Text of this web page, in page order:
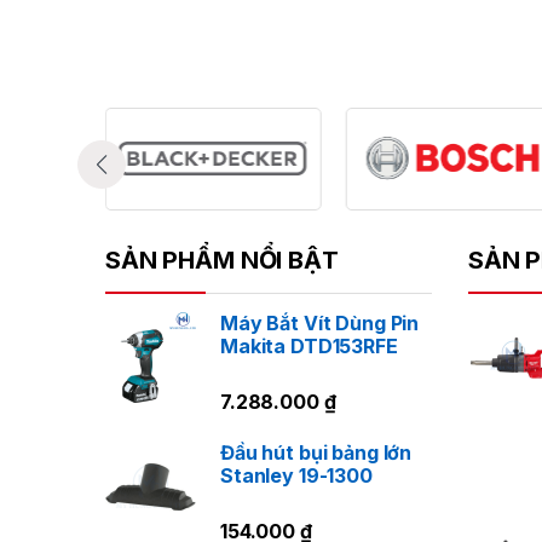
SẢN PHẨM NỔI BẬT
Máy Bắt Vít Dùng Pin
Makita DTD153RFE
7.288.000 ₫
Đầu hút bụi bảng lớn
Stanley 19-1300
154.000 ₫
SẢN